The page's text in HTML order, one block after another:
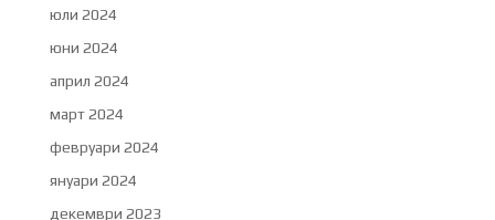
юли 2024
юни 2024
април 2024
март 2024
февруари 2024
януари 2024
декември 2023